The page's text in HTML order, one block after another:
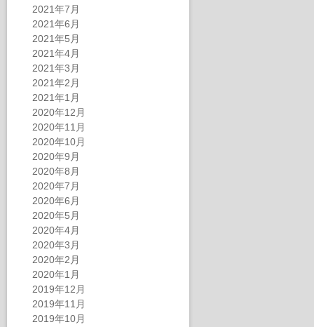
2021年7月
2021年6月
2021年5月
2021年4月
2021年3月
2021年2月
2021年1月
2020年12月
2020年11月
2020年10月
2020年9月
2020年8月
2020年7月
2020年6月
2020年5月
2020年4月
2020年3月
2020年2月
2020年1月
2019年12月
2019年11月
2019年10月